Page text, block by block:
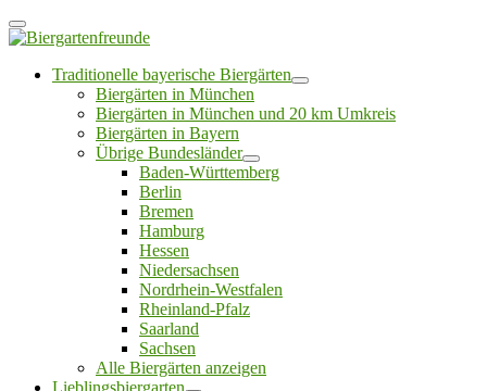
Traditionelle bayerische Biergärten
Biergärten in München
Biergärten in München und 20 km Umkreis
Biergärten in Bayern
Übrige Bundesländer
Baden-Württemberg
Berlin
Bremen
Hamburg
Hessen
Niedersachsen
Nordrhein-Westfalen
Rheinland-Pfalz
Saarland
Sachsen
Alle Biergärten anzeigen
Lieblingsbiergarten